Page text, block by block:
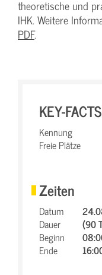
theoretische und
IHK. Weitere
PDF.
KEY-FACTS
Kennung
Freie Plätze
Zeiten
Datum
Dauer
(90
Beginn
Ende